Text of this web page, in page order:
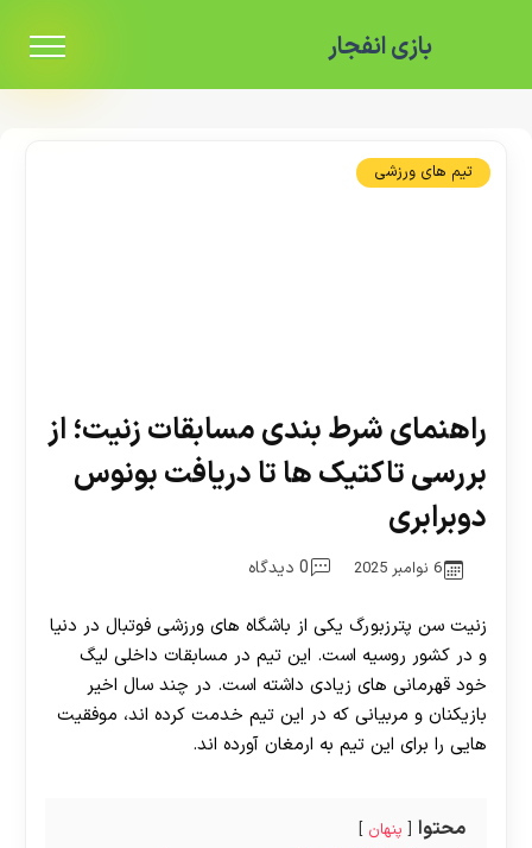
بازی انفجار
تیم های ورزشی
راهنمای شرط بندی مسابقات زنیت؛ از
بررسی تاکتیک‌ ها تا دریافت بونوس
دوبرابری
6 نوامبر 2025 0 دیدگاه
زنیت سن پترزبورگ یکی از باشگاه های ورزشی فوتبال در دنیا
و در کشور روسیه است. این تیم در مسابقات داخلی لیگ
خود قهرمانی های زیادی داشته است. در چند سال اخیر
بازیکنان و مربیانی که در این تیم خدمت کرده اند، موفقیت
هایی را برای این تیم به ارمغان آورده اند.
محتوا پنهان